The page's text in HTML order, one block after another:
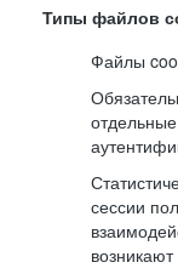
Типы файлов
Файлы
сессии